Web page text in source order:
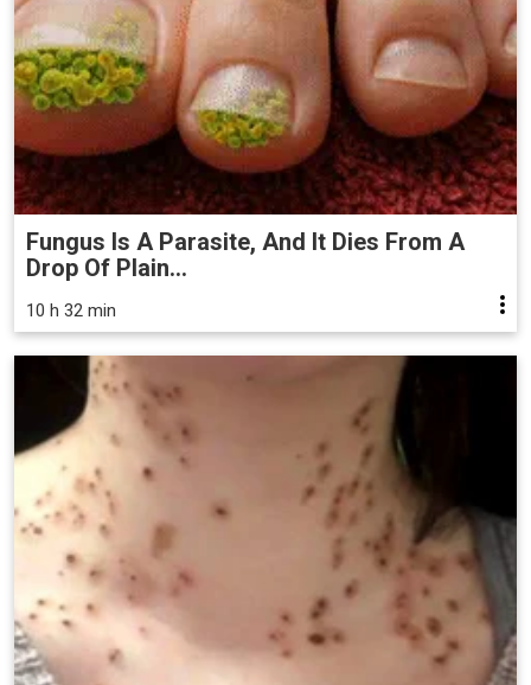
Fungus Is A Parasite, And It Dies From A
Drop Of Plain...
10 h 32 min